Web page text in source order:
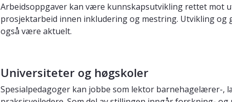
Arbeidsoppgaver kan være kunnskapsutvikling rettet mot
prosjektarbeid innen inkludering og mestring. Utvikling
også være aktuelt.
Universiteter og høgskoler
Spesialpedagoger kan jobbe som lektor barnehagelærer-,